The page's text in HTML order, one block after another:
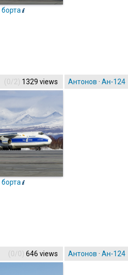
(0/2) 1329 views Антонов · Ан-124
(0/0) 646 views Антонов · Ан-124